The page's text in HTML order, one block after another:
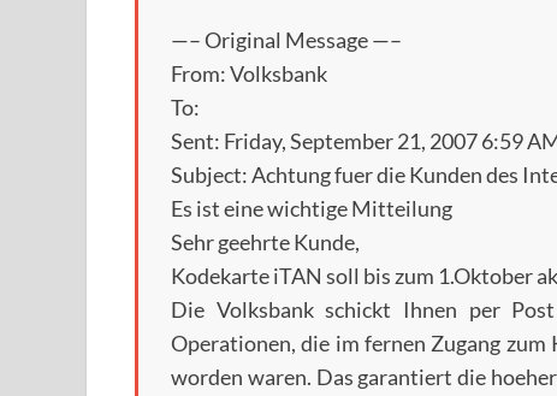
—– Original Message —–
From: Volksbank
To:
Sent: Friday, September 21, 2007 6:59
Subject: Achtung fuer die Kunden des
Es ist eine wichtige Mitteilung
Sehr geehrte Kunde,
Kodekarte iTAN soll bis zum 1.Oktober
Die Volksbank schickt Ihnen per
Operationen, die im fernen Zugang
worden waren. Das garantiert die